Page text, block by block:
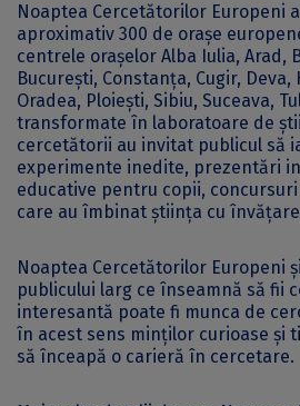
Noaptea Cercetătorilor Europeni
aproximativ 300 de orașe
centrele orașelor Alba Iulia, Arad,
București, Constanța, Cugir, Deva,
Oradea, Ploiești, Sibiu, Suceava,
transformate în laboratoare de
cercetătorii au invitat publicul să
experimente inedite, prezentări
educative pentru copii,
care au îmbinat știința cu
Noaptea Cercetătorilor Europeni
publicului larg ce înseamnă să fii
interesantă poate fi munca de
în acest sens minților curioase și
să înceapă o carieră în cercetare.